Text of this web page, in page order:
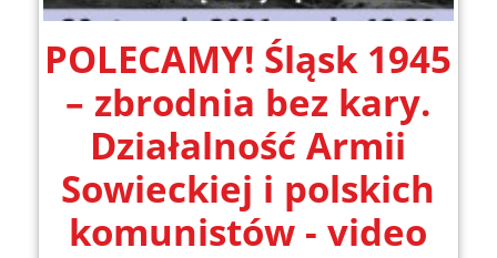
POLECAMY! Śląsk 1945
– zbrodnia bez kary.
Działalność Armii
Sowieckiej i polskich
komunistów - video